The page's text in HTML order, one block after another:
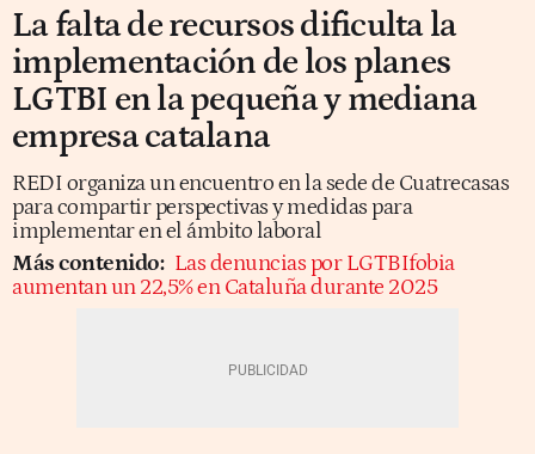
La falta de recursos dificulta la
implementación de los planes
LGTBI en la pequeña y mediana
empresa catalana
REDI organiza un encuentro en la sede de Cuatrecasas
para compartir perspectivas y medidas para
implementar en el ámbito laboral
Más contenido: Las denuncias por LGTBIfobia
aumentan un 22,5% en Cataluña durante 2025